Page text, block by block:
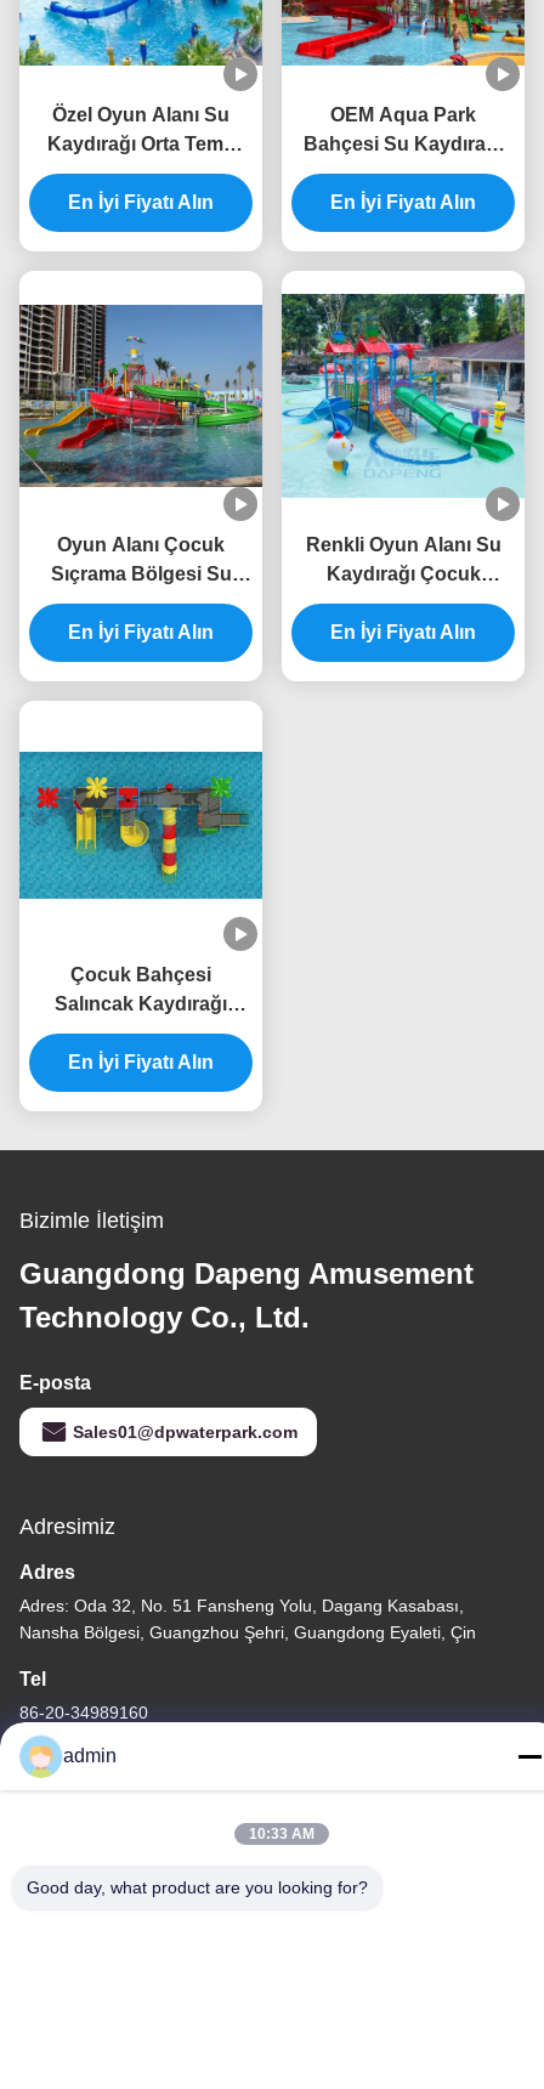
Özel Oyun Alanı Su
Kaydırağı Orta Tema
Parkı Aqua Tower
En İyi Fiyatı Alın
OEM Aqua Park
Bahçesi Su Kaydırağı
Fiberglas Büyük Su
Sıçrama Evi
En İyi Fiyatı Alın
Oyun Alanı Çocuk
Sıçrama Bölgesi Su
Kaydırağı Anti UV ISO
TUV ROHS Sertifikası
En İyi Fiyatı Alın
Renkli Oyun Alanı Su
Kaydırağı Çocuk
Fiberglas Havuz
Kaydırağı RoHS
Onaylandı
En İyi Fiyatı Alın
Çocuk Bahçesi
Salıncak Kaydırağı
Fiberglas Açık Salıncak
Seti Su Kaydırağı
En İyi Fiyatı Alın
Bizimle İletişim
Guangdong Dapeng Amusement
Technology Co., Ltd.
E-posta
Sales01@dpwaterpark.com
Adresimiz
Adres
Adres: Oda 32, No. 51 Fansheng Yolu, Dagang Kasabası,
Nansha Bölgesi, Guangzhou Şehri, Guangdong Eyaleti, Çin
Tel
86-20-34989160
Çin İyi Kalite Su Parkı Kaydırağı Tedarikçi. Telif hakkı © -2026
admin
10:33 AM
Good day, what product are you looking for?